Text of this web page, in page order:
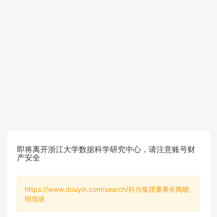
即将离开浙江大学数据科学研究中心，请注意账号财
产安全
https://www.douyin.com/search/科兴集团董事长陶晓
明现状